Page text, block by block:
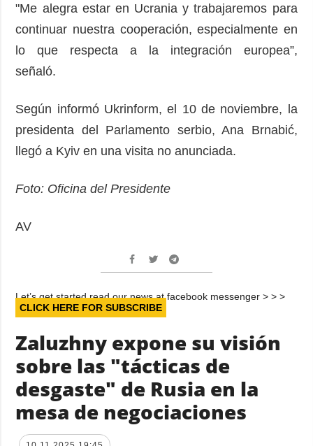
"Me alegra estar en Ucrania y trabajaremos para
continuar nuestra cooperación, especialmente en
lo que respecta a la integración europea”,
señaló.
Según informó Ukrinform, el 10 de noviembre, la
presidenta del Parlamento serbio, Ana Brnabić,
llegó a Kyiv en una visita no anunciada.
Foto: Oficina del Presidente
AV
Let’s get started read our news at facebook messenger > > >
CLICK HERE FOR SUBSCRIBE
Zaluzhny expone su visión
sobre las "tácticas de
desgaste" de Rusia en la
mesa de negociaciones